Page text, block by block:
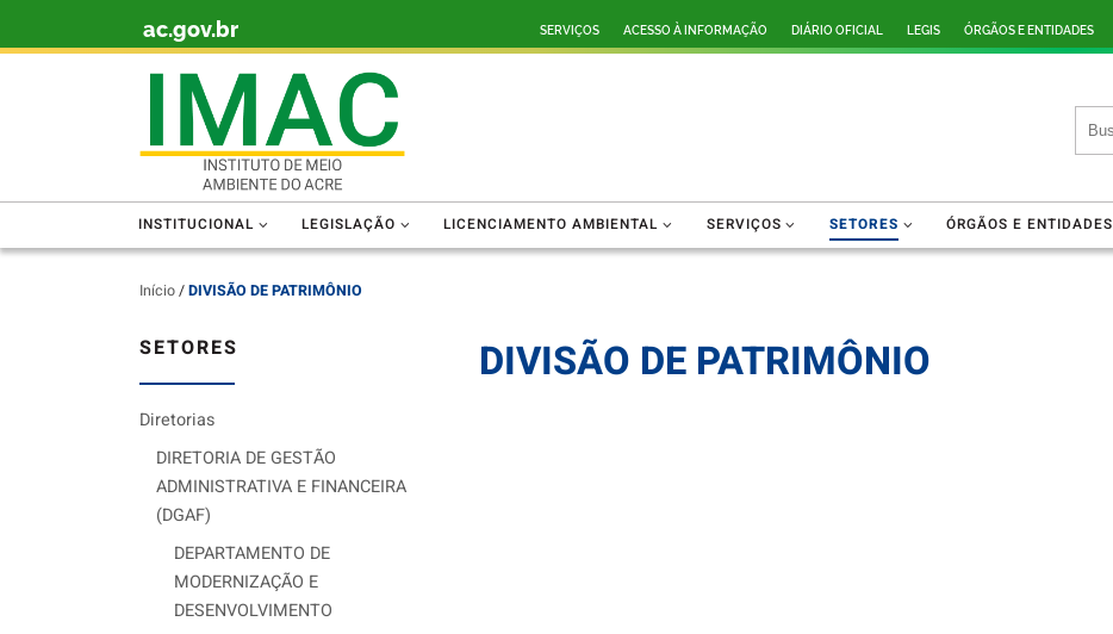
ac.gov.br SERVIÇOS ACESSO À INFORMAÇÃO DIÁRIO OFICIAL LEGIS ÓRGÃOS E ENTIDADES
INSTITUCIONAL LEGISLAÇÃO LICENCIAMENTO AMBIENTAL SERVIÇOS SETORES ÓRGÃOS E ENTIDADES
Início/DIVISÃO DE PATRIMÔNIO
DIVISÃO DE PATRIMÔNIO
SETORES
Diretorias
DIRETORIA DE GESTÃO
ADMINISTRATIVA E FINANCEIRA
(DGAF)
DEPARTAMENTO DE
MODERNIZAÇÃO E
DESENVOLVIMENTO